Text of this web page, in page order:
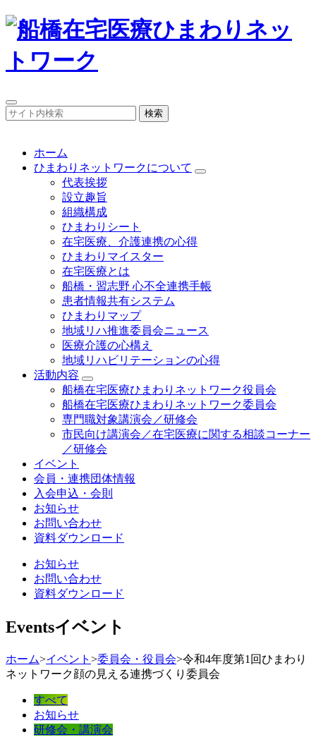
検索
ホーム
ひまわりネットワークについて
代表挨拶
設立趣旨
組織構成
ひまわりシート
在宅医療、介護連携の心得
ひまわりマイスター
在宅医療とは
船橋・習志野 心不全連携手帳
患者情報共有システム
ひまわりマップ
地域リハ推進委員会ニュース
医療介護の心構え
地域リハビリテーションの心得
活動内容
船橋在宅医療ひまわりネットワーク役員会
船橋在宅医療ひまわりネットワーク委員会
専門職対象講演会／研修会
市民向け講演会／在宅医療に関する相談コーナー
／研修会
イベント
会員・連携団体情報
入会申込・会則
お知らせ
お問い合わせ
資料ダウンロード
お知らせ
お問い合わせ
資料ダウンロード
Eventsイベント
ホーム>イベント >委員会・役員会>令和4年度第1回ひまわり
ネットワーク顔の見える連携づくり委員会
すべて
お知らせ
研修会・講演会